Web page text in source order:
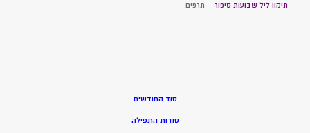
תיקון ליל שבועות סיפור תרפים
סוד החודשים
סודות התפילה